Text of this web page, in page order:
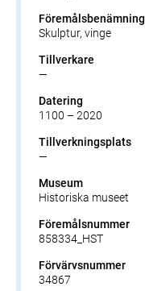
Föremålsbenämning
Skulptur, vinge
Tillverkare
—
Datering
1100 – 2020
Tillverkningsplats
—
Museum
Historiska museet
Föremålsnummer
858334_HST
Förvärvsnummer
34867